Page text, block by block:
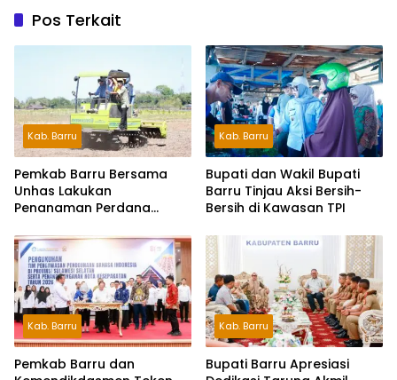
Pos Terkait
Kab. Barru
Pemkab Barru Bersama
Unhas Lakukan
Penanaman Perdana
Kab. Barru
Bupati dan Wakil Bupati
Barru Tinjau Aksi Bersih-
Bersih di Kawasan TPI
Kab. Barru
Pemkab Barru dan
Kab. Barru
Bupati Barru Apresiasi